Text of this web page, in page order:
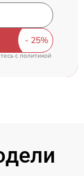
cполитикой